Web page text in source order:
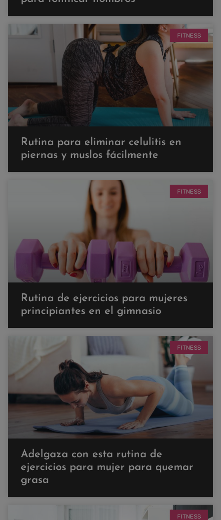
FITNESS
Rutina para eliminar celulitis en
piernas y muslos fácilmente
FITNESS
Rutina de ejercicios para mujeres
principiantes en el gimnasio
FITNESS
Adelgaza con esta rutina de
ejercicios para mujer para quemar
grasa
FITNESS